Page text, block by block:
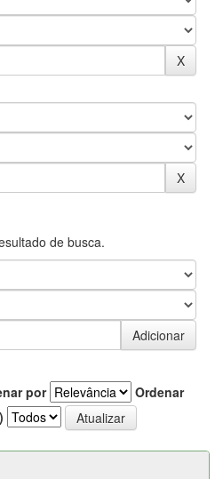
de busca.
por
Ordenar